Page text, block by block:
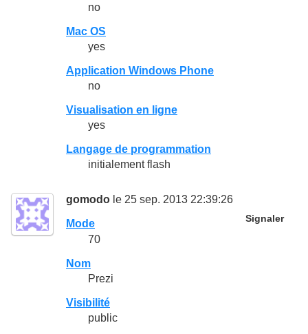
no
Mac OS
yes
Application Windows Phone
no
Visualisation en ligne
yes
Langage de programmation
initialement flash
gomodo le 25 sep. 2013 22:39:26
Signaler
Mode
70
Nom
Prezi
Visibilité
public